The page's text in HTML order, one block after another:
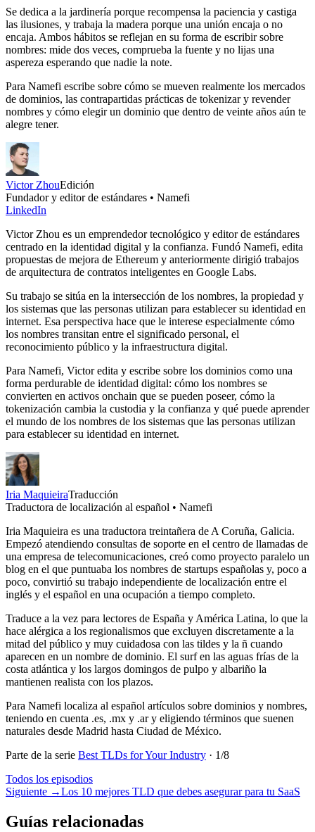
Se dedica a la jardinería porque recompensa la paciencia y castiga
las ilusiones, y trabaja la madera porque una unión encaja o no
encaja. Ambos hábitos se reflejan en su forma de escribir sobre
nombres: mide dos veces, comprueba la fuente y no lijas una
aspereza esperando que nadie la note.
Para Namefi escribe sobre cómo se mueven realmente los mercados
de dominios, las contrapartidas prácticas de tokenizar y revender
nombres y cómo elegir un dominio que dentro de veinte años aún te
alegre tener.
Victor ZhouEdición
Fundador y editor de estándares • Namefi
LinkedIn
Victor Zhou es un emprendedor tecnológico y editor de estándares
centrado en la identidad digital y la confianza. Fundó Namefi, edita
propuestas de mejora de Ethereum y anteriormente dirigió trabajos
de arquitectura de contratos inteligentes en Google Labs.
Su trabajo se sitúa en la intersección de los nombres, la propiedad y
los sistemas que las personas utilizan para establecer su identidad en
internet. Esa perspectiva hace que le interese especialmente cómo
los nombres transitan entre el significado personal, el
reconocimiento público y la infraestructura digital.
Para Namefi, Victor edita y escribe sobre los dominios como una
forma perdurable de identidad digital: cómo los nombres se
convierten en activos onchain que se pueden poseer, cómo la
tokenización cambia la custodia y la confianza y qué puede aprender
el mundo de los nombres de los sistemas que las personas utilizan
para establecer su identidad en internet.
Iria MaquieiraTraducción
Traductora de localización al español • Namefi
Iria Maquieira es una traductora treintañera de A Coruña, Galicia.
Empezó atendiendo consultas de soporte en el centro de llamadas de
una empresa de telecomunicaciones, creó como proyecto paralelo un
blog en el que puntuaba los nombres de startups españolas y, poco a
poco, convirtió su trabajo independiente de localización entre el
inglés y el español en una ocupación a tiempo completo.
Traduce a la vez para lectores de España y América Latina, lo que la
hace alérgica a los regionalismos que excluyen discretamente a la
mitad del público y muy cuidadosa con las tildes y la ñ cuando
aparecen en un nombre de dominio. El surf en las aguas frías de la
costa atlántica y los largos domingos de pulpo y albariño la
mantienen realista con los plazos.
Para Namefi localiza al español artículos sobre dominios y nombres,
teniendo en cuenta .es, .mx y .ar y eligiendo términos que suenen
naturales desde Madrid hasta Ciudad de México.
Parte de la serie Best TLDs for Your Industry · 1/8
Todos los episodios
Siguiente →Los 10 mejores TLD que debes asegurar para tu SaaS
Guías relacionadas